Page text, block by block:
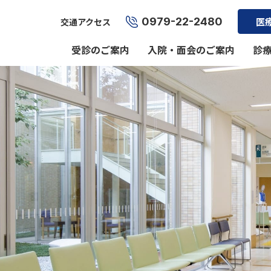
交通アクセス 0979-22-2480 医
受診のご案内 入院・面会のご案内 診